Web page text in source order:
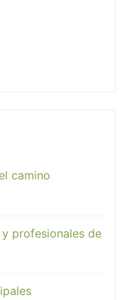
camino
profesionales de